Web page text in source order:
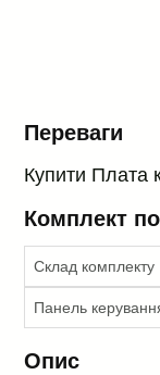
Переваги
Купити Плата
Комплект
Склад комплекту
Панель
Опис